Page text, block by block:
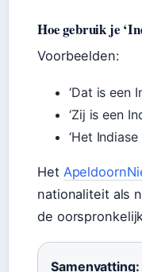
Hoe gebruik je
Voorbeelden:
‘Dat is een
‘Zij is een
‘Het
Het
nationaliteit als
de
Samenvatting: